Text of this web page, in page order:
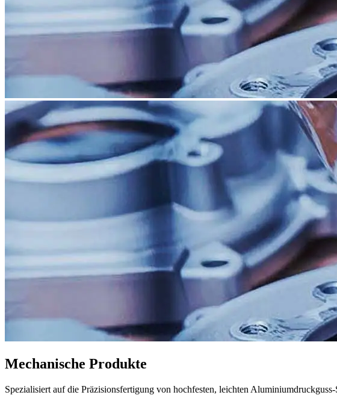
Mechanische Produkte
Spezialisiert auf die Präzisionsfertigung von hochfesten, leichten